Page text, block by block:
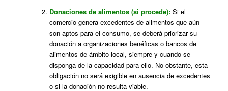
Donaciones de alimentos (si procede):Si el
comercio genera excedentes de alimentos que aún
son aptos para el consumo, se deberá priorizar su
donación a organizaciones benéficas o bancos de
alimentos de ámbito local, siempre y cuando se
disponga de la capacidad para ello. No obstante, esta
obligación no será exigible en ausencia de excedentes
o si la donación no resulta viable.